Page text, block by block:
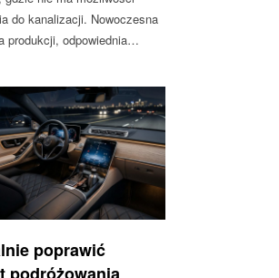
do kanalizacji. Nowoczesna
produkcji, odpowiednia…
poprawić
podróżowania